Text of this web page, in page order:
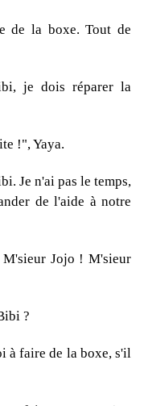
de la boxe. Tout de
je dois réparer la
!", Yaya.
Je n'ai pas le temps,
de l'aide à notre
M'sieur Jojo ! M'sieur
?
à faire de la boxe, s'il